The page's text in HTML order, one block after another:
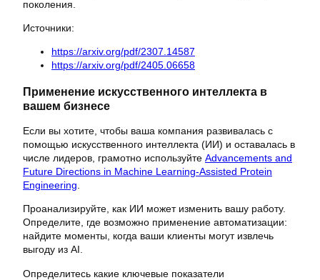
поколения.
Источники:
https://arxiv.org/pdf/2307.14587
https://arxiv.org/pdf/2405.06658
Применение искусственного интеллекта в
вашем бизнесе
Если вы хотите, чтобы ваша компания развивалась с
помощью искусственного интеллекта (ИИ) и оставалась в
числе лидеров, грамотно используйте Advancements and
Future Directions in Machine Learning-Assisted Protein
Engineering
Проанализируйте, как ИИ может изменить вашу работу.
Определите, где возможно применение автоматизации:
найдите моменты, когда ваши клиенты могут извлечь
выгоду из AI.
Определитесь какие ключевые показатели